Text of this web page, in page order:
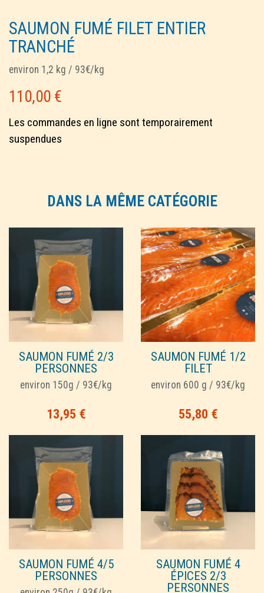
SAUMON FUMÉ FILET ENTIER
TRANCHÉ
environ 1,2 kg / 93€/kg
110,00 €
Les commandes en ligne sont temporairement
suspendues
DANS LA MÊME CATÉGORIE
SAUMON FUMÉ 2/3
PERSONNES
environ 150g / 93€/kg
13,95 €
SAUMON FUMÉ 1/2
FILET
environ 600 g / 93€/kg
55,80 €
SAUMON FUMÉ 4/5
PERSONNES
SAUMON FUMÉ 4
ÉPICES 2/3
PERSONNES